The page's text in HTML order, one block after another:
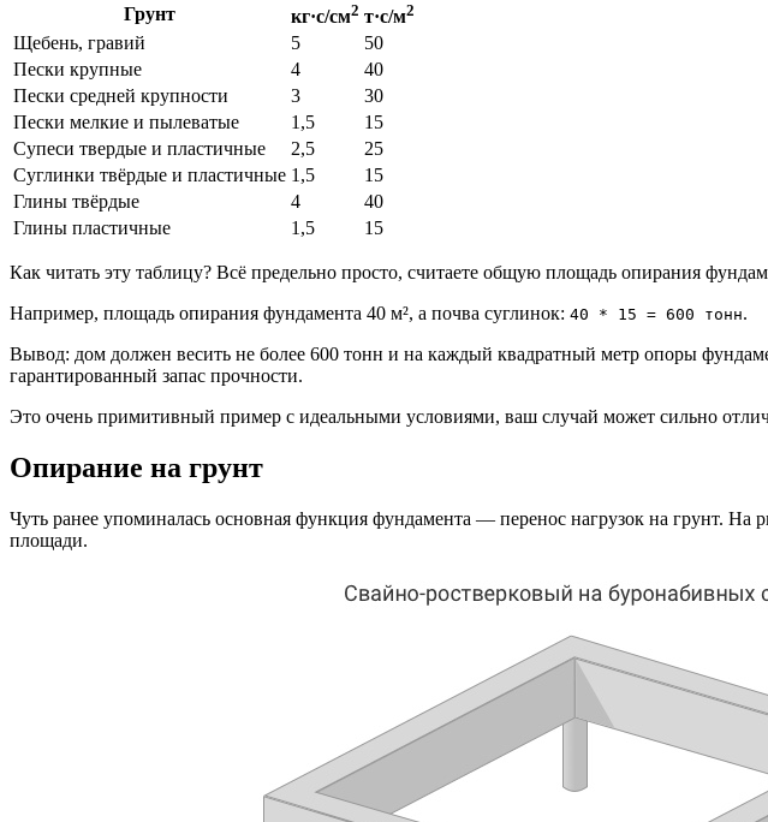
Грунт
кг·с/см2 т·с/м2
Щебень, гравий 5
50
Пески крупные
4
40
Пески средней крупности
3
30
Пески мелкие и пылеватые
1,5
15
Супеси твердые и пластичные
2,5
25
Суглинки твёрдые и пластичные 1,5
15
Глины твёрдые
4
40
Глины пластичные
1,5 15
Как читать эту таблицу? Всё предельно просто, считаете общую площадь опирания
Например, площадь опирания фундамента 40 м², а почва суглинок: 40 * 15 = 600 тонн.
Вывод: дом должен весить не более 600 тонн и на каждый квадратный метр опоры
гарантированный запас прочности.
Это очень примитивный пример с идеальными условиями, ваш случай может сильно
Опирание на грунт
Чуть ранее упоминалась основная функция фундамента — перенос нагрузок на грунт.
площади.